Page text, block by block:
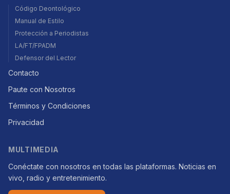
Código Deontológico
Manual de Estilo
Protección a Periodistas
LA/FT/FPADM
Defensor del Lector
Contacto
Paute con Nosotros
Términos y Condiciones
Privacidad
MULTIMEDIA
Conéctate con nosotros en todas las plataformas. Noticias en
vivo, radio y entretenimiento.